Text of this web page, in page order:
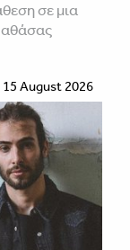
σε μια
15 August 2026